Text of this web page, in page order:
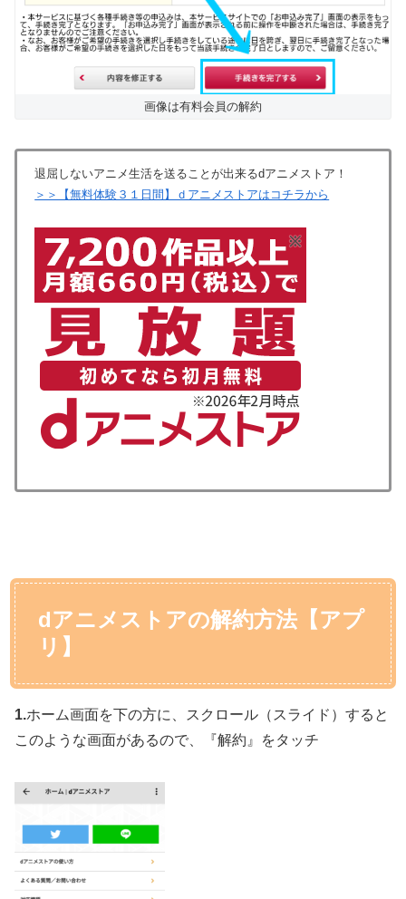
画像は有料会員の解約
退屈しないアニメ生活を送ることが出来るdアニメストア！
＞＞【無料体験３１日間】ｄアニメストアはコチラから
dアニメストアの解約方法【アプ
リ】
1.ホーム画面を下の方に、スクロール（スライド）すると
このような画面があるので、『解約』をタッチ